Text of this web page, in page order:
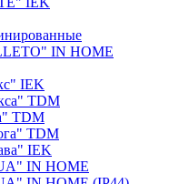
IN HOME
IEK
TDM
TDM
TDM
IEK
IN HOME